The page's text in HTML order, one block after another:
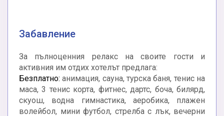
Забавление
За пълноценния релакс на своите гости и
активния им отдих хотелът предлага:
Безплатно: анимация, сауна, турска баня, тенис на
маса, 3 тенис корта, фитнес, дартс, боча, билярд,
скуош, водна гимнастика, аеробика, плажен
волейбол, мини футбол, стрелба с лък, вечерни